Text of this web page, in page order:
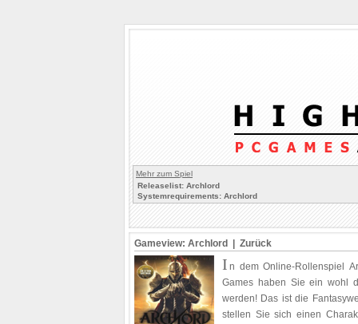
Gameview: Archlord | Zurück
I n dem Online-Rollenspiel
Games haben Sie ein wohl
werden! Das ist die
stellen Sie sich einen
Mehr zum Spiel
Releaselist: Archlord
Systemrequirements: Archlord